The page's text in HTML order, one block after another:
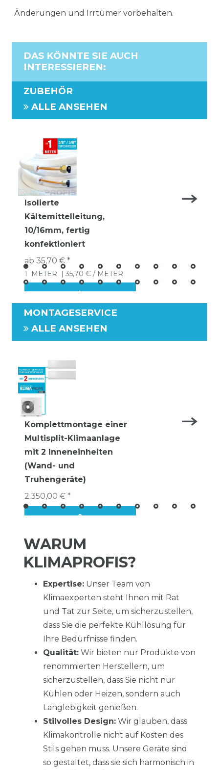
Änderungen und Irrtümer vorbehalten.
DAS KÖNNTE SIE AUCH
INTERESSIEREN:
ZUBEHÖR
ALLE ANSEHEN
Isolierte
Kältemittelleitung,
10/16mm, fertig
konfektioniert
ab 35,70 € *
1 METER | 35,70 € / METER
MONTAGESERVICE
ALLE ANSEHEN
Komplettmontage einer
Multisplit-Klimaanlage
mit 2 Inneneinheiten
(Wand- und
Truhengeräte)
2.350,00 € *
WARUM
KLIMAPROFIS?
Expertise: Unser Team von
Klimaexperten steht Ihnen mit Rat
und Tat zur Seite, um sicherzustellen,
dass Sie die perfekte Kühllösung für
Ihre Bedürfnisse finden.
Qualität: Wir bieten nur Produkte von
renommierten Herstellern, um
sicherzustellen, dass Sie nicht nur
Kühlen oder Heizen, sondern auch
Langlebigkeit genießen.
Stilvolles Design: Wir glauben, dass
Klimakontrolle nicht auf Kosten des
Stils gehen muss. Unsere Geräte sind
so gestaltet, dass sie sich harmonisch in